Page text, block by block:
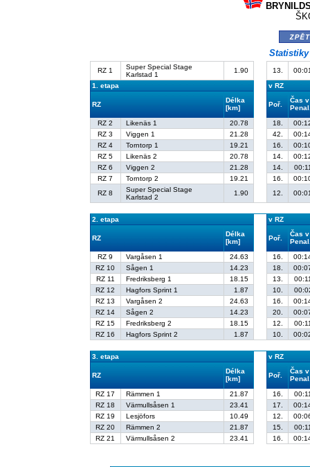
RZ 1
Super Special Stage
Karlstad 1
1.90 13.
1. etapa
v RZ
RZ
Délka
[km]
Poř.
Čas v
RZ 2
Likenäs 1 20.78 18.
RZ 3
Viggen 1 21.28 42.
RZ 4
Torntorp 1 19.21 16.
RZ 5
Likenäs 2 20.78 14.
RZ 6
Viggen 2 21.28 14.
RZ 7
Torntorp 2 19.21 16.
RZ 8
Super Special Stage
Karlstad 2
1.90 12.
2. etapa v RZ
RZ
Délka
[km]
Poř.
Čas v
RZ 9
Vargåsen 1 24.63 16.
RZ 10
Sågen 1 14.23 18.
RZ 11
Fredriksberg 1 18.15 13.
RZ 12
Hagfors Sprint 1 1.87 10.
RZ 13
Vargåsen 2 24.63 16.
RZ 14
Sågen 2 14.23 20.
RZ 15
Fredriksberg 2 18.15 12.
RZ 16
Hagfors Sprint 2 1.87 10.
3. etapa v RZ
RZ
Délka
[km]
Poř.
Čas v
RZ 17
Rämmen 1 21.87 16.
RZ 18
Värmullsåsen 1 23.41 17.
RZ 19
Lesjöfors 10.49 12.
RZ 20
Rämmen 2 21.87 15.
RZ 21
Värmullsåsen 2 23.41 16.